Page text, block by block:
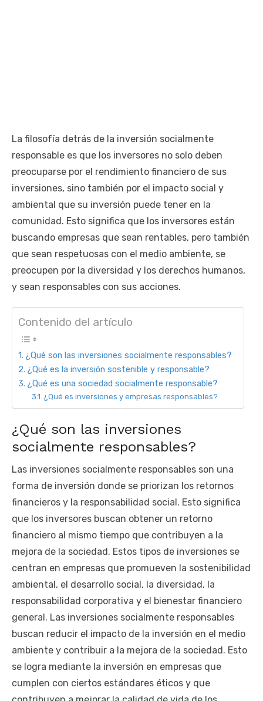
La filosofía detrás de la inversión socialmente
responsable es que los inversores no solo deben
preocuparse por el rendimiento financiero de sus
inversiones, sino también por el impacto social y
ambiental que su inversión puede tener en la
comunidad. Esto significa que los inversores están
buscando empresas que sean rentables, pero también
que sean respetuosas con el medio ambiente, se
preocupen por la diversidad y los derechos humanos,
y sean responsables con sus acciones.
Contenido del artículo
¿Qué son las inversiones socialmente responsables?
¿Qué es la inversión sostenible y responsable?
¿Qué es una sociedad socialmente responsable?
¿Qué es inversiones y empresas responsables?
¿Qué son las inversiones
socialmente responsables?
Las inversiones socialmente responsables son una
forma de inversión donde se priorizan los retornos
financieros y la responsabilidad social. Esto significa
que los inversores buscan obtener un retorno
financiero al mismo tiempo que contribuyen a la
mejora de la sociedad. Estos tipos de inversiones se
centran en empresas que promueven la sostenibilidad
ambiental, el desarrollo social, la diversidad, la
responsabilidad corporativa y el bienestar financiero
general. Las inversiones socialmente responsables
buscan reducir el impacto de la inversión en el medio
ambiente y contribuir a la mejora de la sociedad. Esto
se logra mediante la inversión en empresas que
cumplen con ciertos estándares éticos y que